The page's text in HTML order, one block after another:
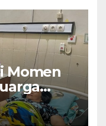
Momen
Manfaat